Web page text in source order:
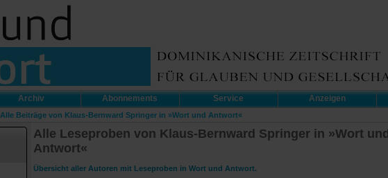
Archiv Abonnements Service Anzeigen
Alle Beiträge von Klaus-Bernward Springer in »Wort und Antwort«
Alle Leseproben von Klaus-Bernward Springer in »Wort und
Antwort«
Übersicht aller Autoren mit Leseproben in Wort und Antwort.